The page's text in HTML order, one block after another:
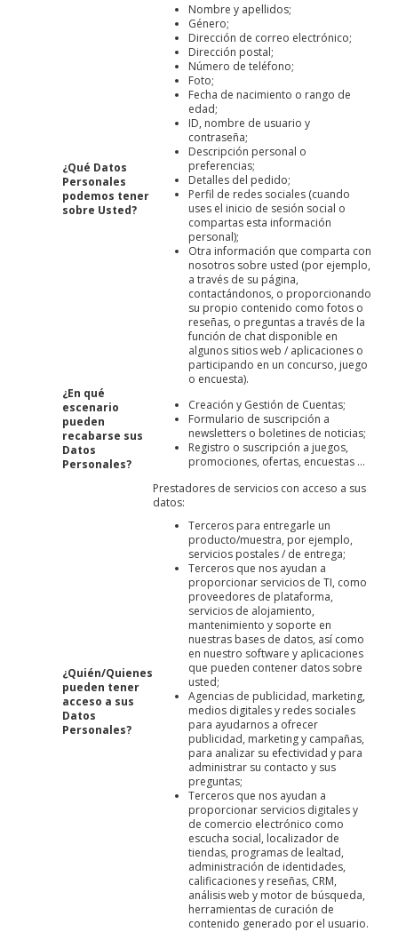
¿Qué Datos
Personales
podemos tener
sobre Usted?
Nombre y apellidos;
Género;
Dirección de correo electrónico;
Dirección postal;
Número de teléfono;
Foto;
Fecha de nacimiento o rango de
edad;
ID, nombre de usuario y
contraseña;
Descripción personal o
preferencias;
Detalles del pedido;
Perfil de redes sociales (cuando
uses el inicio de sesión social o
compartas esta información
personal);
Otra información que comparta con
nosotros sobre usted (por ejemplo,
a través de su página,
contactándonos, o proporcionando
su propio contenido como fotos o
reseñas, o preguntas a través de la
función de chat disponible en
algunos sitios web / aplicaciones o
participando en un concurso, juego
o encuesta).
¿En qué
escenario
pueden
recabarse sus
Datos
Personales?
Creación y Gestión de Cuentas;
Formulario de suscripción a
newsletters o boletines de noticias;
Registro o suscripción a juegos,
promociones, ofertas, encuestas ...
¿Quién/Quienes
pueden tener
acceso a sus
Datos
Personales?
Prestadores de servicios con acceso a sus
datos:
Terceros para entregarle un
producto/muestra, por ejemplo,
servicios postales / de entrega;
Terceros que nos ayudan a
proporcionar servicios de TI, como
proveedores de plataforma,
servicios de alojamiento,
mantenimiento y soporte en
nuestras bases de datos, así como
en nuestro software y aplicaciones
que pueden contener datos sobre
usted;
Agencias de publicidad, marketing,
medios digitales y redes sociales
para ayudarnos a ofrecer
publicidad, marketing y campañas,
para analizar su efectividad y para
administrar su contacto y sus
preguntas;
Terceros que nos ayudan a
proporcionar servicios digitales y
de comercio electrónico como
escucha social, localizador de
tiendas, programas de lealtad,
administración de identidades,
calificaciones y reseñas, CRM,
análisis web y motor de búsqueda,
herramientas de curación de
contenido generado por el usuario.